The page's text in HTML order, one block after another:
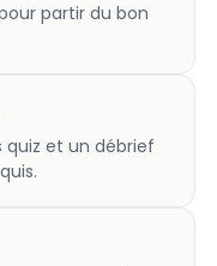
partir du bon
quiz et un débrief